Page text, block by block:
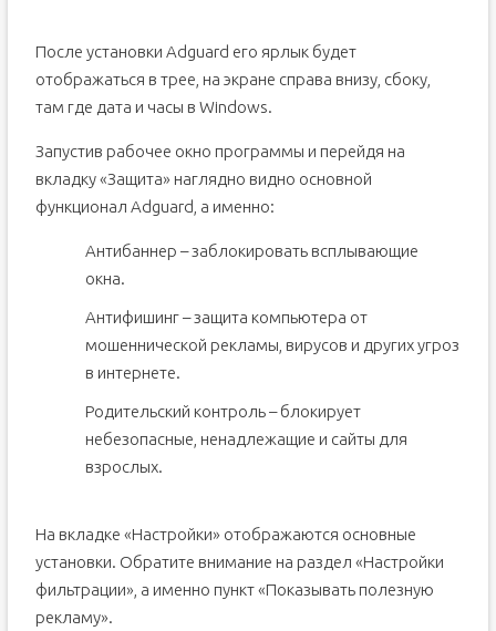
После установки Adguard его ярлык будет
отображаться в трее, на экране справа внизу, сбоку,
там где дата и часы в Windows.
Запустив рабочее окно программы и перейдя на
вкладку «Защита» наглядно видно основной
функционал Adguard, а именно:
Антибаннер – заблокировать всплывающие
окна.
Антифишинг – защита компьютера от
мошеннической рекламы, вирусов и других угроз
в интернете.
Родительский контроль – блокирует
небезопасные, ненадлежащие и сайты для
взрослых.
На вкладке «Настройки» отображаются основные
установки. Обратите внимание на раздел «Настройки
фильтрации», а именно пункт «Показывать полезную
рекламу».